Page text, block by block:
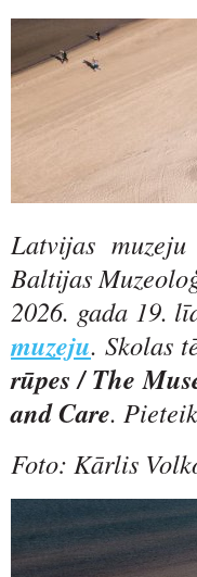
Latvijas
Baltijas
2026. gada 19.
muzeju. Skolas
rūpes / The
and Care.
Foto: Kārlis